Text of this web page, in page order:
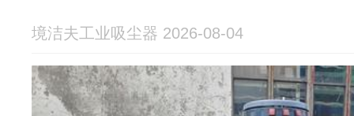
境洁夫工业吸尘器 2026-08-04